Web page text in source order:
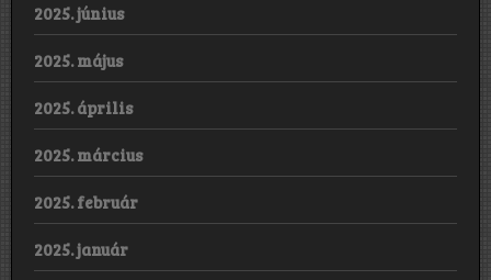
2025. június
2025. május
2025. április
2025. március
2025. február
2025. január